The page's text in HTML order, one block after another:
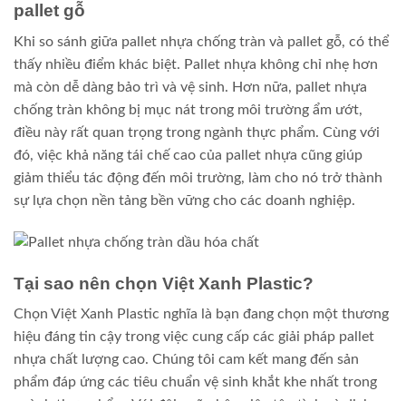
pallet gỗ
Khi so sánh giữa pallet nhựa chống tràn và pallet gỗ, có thể
thấy nhiều điểm khác biệt. Pallet nhựa không chỉ nhẹ hơn
mà còn dễ dàng bảo trì và vệ sinh. Hơn nữa, pallet nhựa
chống tràn không bị mục nát trong môi trường ẩm ướt,
điều này rất quan trọng trong ngành thực phẩm. Cùng với
đó, việc khả năng tái chế cao của pallet nhựa cũng giúp
giảm thiểu tác động đến môi trường, làm cho nó trở thành
sự lựa chọn nền tảng bền vững cho các doanh nghiệp.
Tại sao nên chọn Việt Xanh Plastic?
Chọn Việt Xanh Plastic nghĩa là bạn đang chọn một thương
hiệu đáng tin cậy trong việc cung cấp các giải pháp pallet
nhựa chất lượng cao. Chúng tôi cam kết mang đến sản
phẩm đáp ứng các tiêu chuẩn vệ sinh khắt khe nhất trong